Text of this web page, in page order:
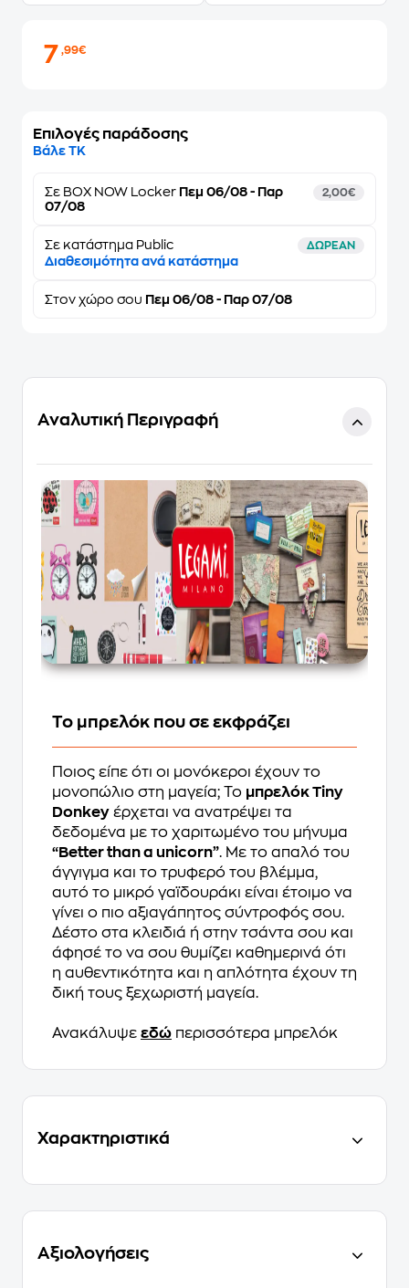
7,99€
Επιλογές παράδοσης
Βάλε ΤΚ
Σε BOX NOW Locker Πεμ 06/08 - Παρ
07/08
2,00€
Σε κατάστημα Public ΔΩΡΕΑΝ
Διαθεσιμότητα ανά κατάστημα
Στον χώρο σου Πεμ 06/08 - Παρ 07/08
Αναλυτική Περιγραφή
Το μπρελόκ που σε εκφράζει
Ποιος είπε ότι οι μονόκεροι έχουν το
μονοπώλιο στη μαγεία; Το μπρελόκ Tiny
Donkey έρχεται να ανατρέψει τα
δεδομένα με το χαριτωμένο του μήνυμα
“Better than a unicorn”. Με το απαλό του
άγγιγμα και το τρυφερό του βλέμμα,
αυτό το μικρό γαϊδουράκι είναι έτοιμο να
γίνει ο πιο αξιαγάπητος σύντροφός σου.
Δέστο στα κλειδιά ή στην τσάντα σου και
άφησέ το να σου θυμίζει καθημερινά ότι
η αυθεντικότητα και η απλότητα έχουν τη
δική τους ξεχωριστή μαγεία.
Ανακάλυψε εδώ περισσότερα μπρελόκ
Χαρακτηριστικά
Αξιολογήσεις